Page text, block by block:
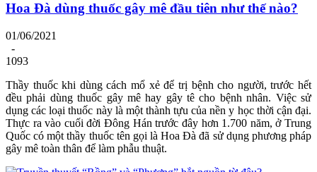
Hoa Đà dùng thuốc gây mê đầu tiên như thế nào?
01/06/2021
-
1093
Thầy thuốc khi dùng cách mổ xẻ để trị bệnh cho người, trước hết
đều phải dùng thuốc gây mê hay gây tê cho bệnh nhân. Việc sử
dụng các loại thuốc này là một thành tựu của nền y học thời cận đại.
Thực ra vào cuối đời Đông Hán trước đây hơn 1.700 năm, ở Trung
Quốc có một thầy thuốc tên gọi là Hoa Đà đã sử dụng phương pháp
gây mê toàn thân để làm phẫu thuật.